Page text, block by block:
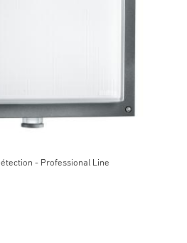
- Professional Line